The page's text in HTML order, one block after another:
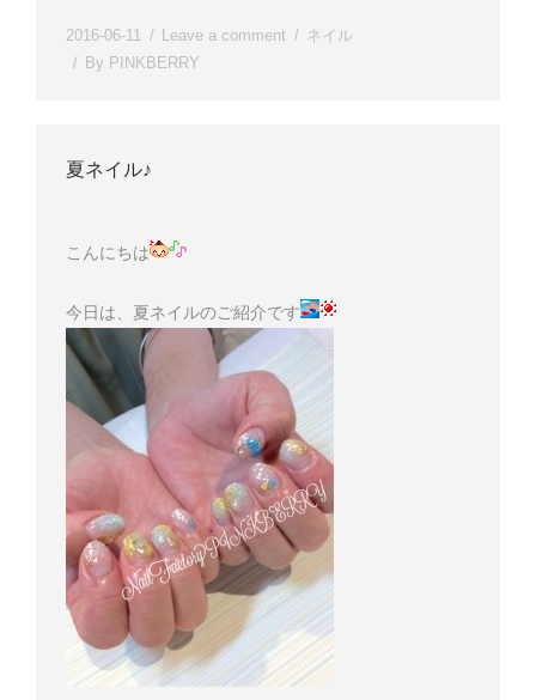
2016-06-11 Leave a comment
ネイル
By PINKBERRY
夏ネイル♪
こんにちは
今日は、夏ネイルのご紹介です